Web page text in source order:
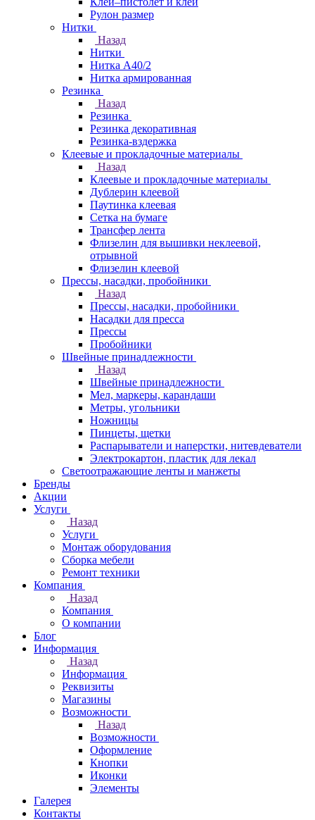
Рулон размер
Нитки
Назад
Нитки
Нитка А40/2
Нитка армированная
Резинка
Назад
Резинка
Резинка декоративная
Резинка-вздержка
Клеевые и прокладочные материалы
Назад
Клеевые и прокладочные материалы
Дублерин клеевой
Паутинка клеевая
Сетка на бумаге
Трансфер лента
Флизелин для вышивки неклеевой,
отрывной
Флизелин клеевой
Прессы, насадки, пробойники
Назад
Прессы, насадки, пробойники
Насадки для пресса
Прессы
Пробойники
Швейные принадлежности
Назад
Швейные принадлежности
Мел, маркеры, карандаши
Метры, угольники
Ножницы
Пинцеты, щетки
Распарыватели и наперстки, нитевдеватели
Электрокартон, пластик для лекал
Светоотражающие ленты и манжеты
Бренды
Акции
Услуги
Назад
Услуги
Монтаж оборудования
Сборка мебели
Ремонт техники
Компания
Назад
Компания
О компании
Блог
Информация
Назад
Информация
Реквизиты
Магазины
Возможности
Назад
Возможности
Оформление
Кнопки
Иконки
Элементы
Галерея
Контакты